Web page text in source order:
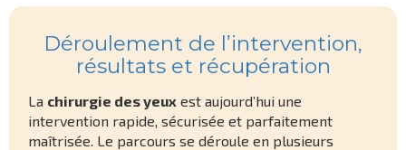
Déroulement de l’intervention,
résultats et récupération
La chirurgie des yeux est aujourd’hui une
intervention rapide, sécurisée et parfaitement
maîtrisée. Le parcours se déroule en plusieurs